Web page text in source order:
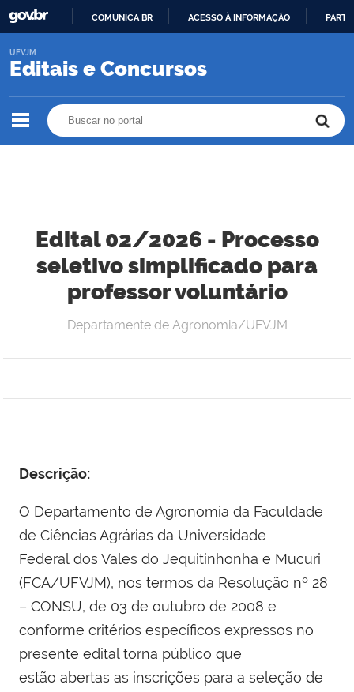
O
COMUNICA BR ACESSO À INFORMAÇÃO
Editais e Concursos
UFVJM
Edital 02/2026 - Processo
seletivo simplificado para
professor voluntário
Departamente de Agronomia/UFVJM
Descrição:
O Departamento de Agronomia da Faculdade
de Ciências Agrárias da Universidade
Federal dos Vales do Jequitinhonha e Mucuri
(FCA/UFVJM), nos termos da Resolução nº 28
– CONSU, de 03 de outubro de 2008 e
conforme critérios específicos expressos no
presente edital torna público que
estão abertas as inscrições para a seleção de